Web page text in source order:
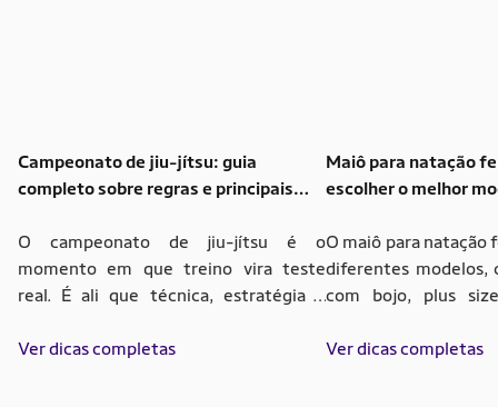
Campeonato de jiu-jítsu: guia
completo sobre regras e principais
O campeonato de jiu-jítsu é o
momento em que treino vira teste
real. É ali que técnica, estratégia e
tatame. Para quem está começando,
Ver dicas completas
Maiô para natação
escolher o melhor
O maiô para
diferentes modelos,
com bojo, plus
necessidade de uso,
Ver dicas completas